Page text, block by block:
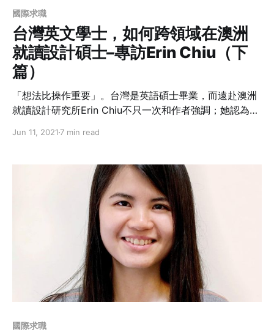
國際求職
台灣英文學士，如何跨領域在澳洲
就讀設計碩士–專訪Erin Chiu（下
篇）
「想法比操作重要」。台灣是英語碩士畢業，而遠赴澳洲
就讀設計研究所Erin Chiu不只一次和作者強調；她認為學
設計產業之外，和不同國籍的同學一起學習，也讓剛開始
中增強了自信也打開了腦袋。
Jun 11, 2021 7 min read
國際求職